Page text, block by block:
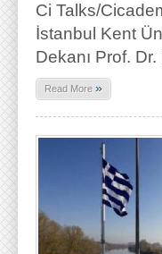
Ci Talks/
İstanbul Kent
Dekanı Prof.
Read More »